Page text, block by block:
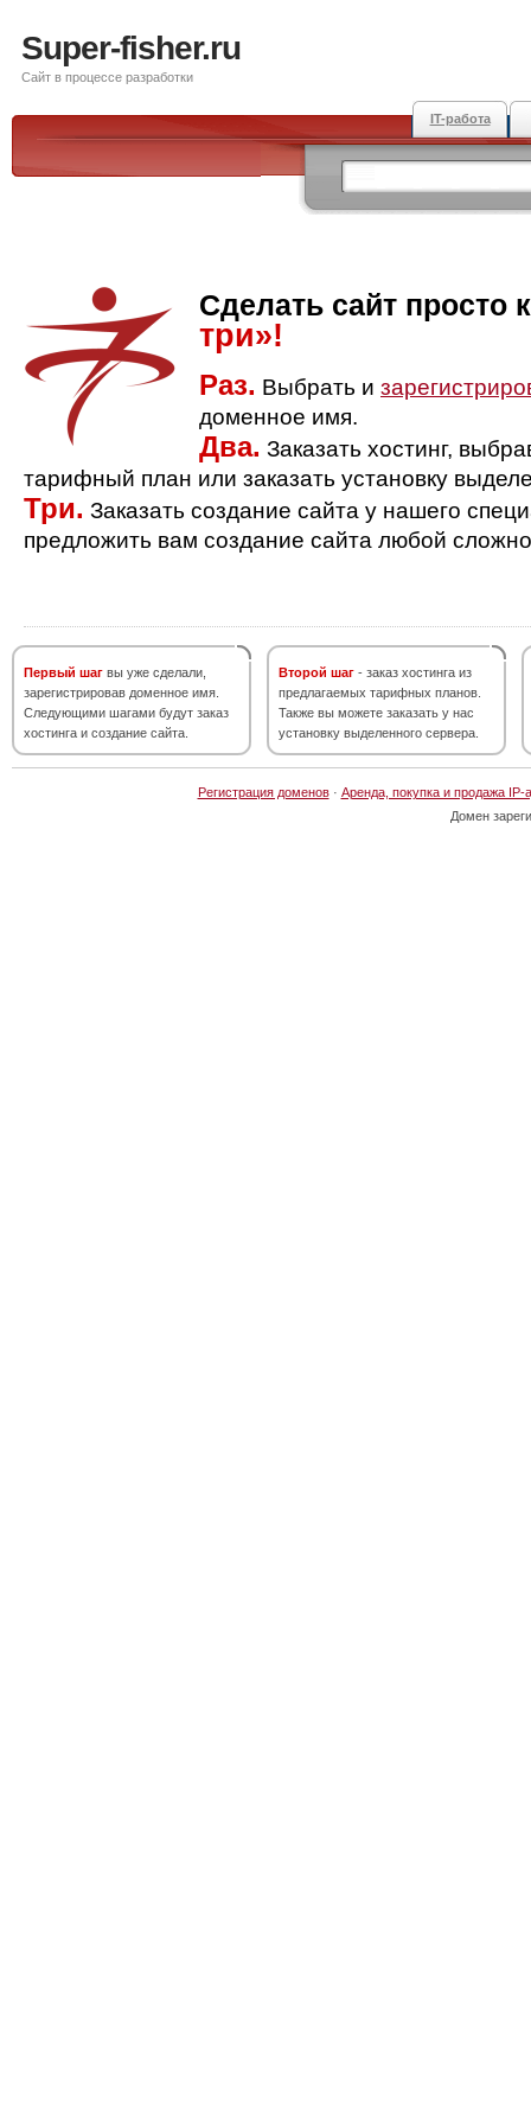
Super-fisher.ru
Сайт в процессе разработки
IT-работа
Сделать сайт просто
три»!
Раз. Выбрать и
доменное имя.
Два. Заказать хостинг,
тарифный план или заказать установку
Три. Заказать создание сайта у нашего
предложить вам создание сайта любой
Первый шаг вы уже сделали,
зарегистрировав доменное имя.
Следующими шагами будут заказ
хостинга и создание сайта.
Второй шаг - заказ хостинга из
предлагаемых тарифных планов.
Также вы можете заказать у нас
установку выделенного сервера.
Регистрация доменов· Аренда, покупка и продажа IP-
Домен